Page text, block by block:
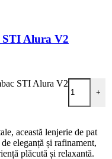
STI Alura V2
STI Alura V2
+
această lenjerie de pat
eleganță și rafinament,
plăcută și relaxantă.